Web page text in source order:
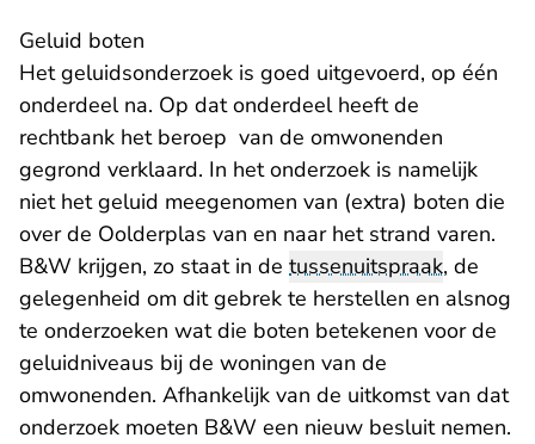
Geluid boten
Het geluidsonderzoek is goed uitgevoerd, op één
onderdeel na. Op dat onderdeel heeft de
rechtbank het beroep van de omwonenden
gegrond verklaard. In het onderzoek is namelijk
niet het geluid meegenomen van (extra) boten die
over de Oolderplas van en naar het strand varen.
B&W krijgen, zo staat in de tussenuitspraak, de
gelegenheid om dit gebrek te herstellen en alsnog
te onderzoeken wat die boten betekenen voor de
geluidniveaus bij de woningen van de
omwonenden. Afhankelijk van de uitkomst van dat
onderzoek moeten B&W een nieuw besluit nemen.